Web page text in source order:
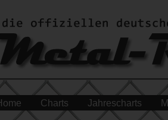
Charts Jahrescharts